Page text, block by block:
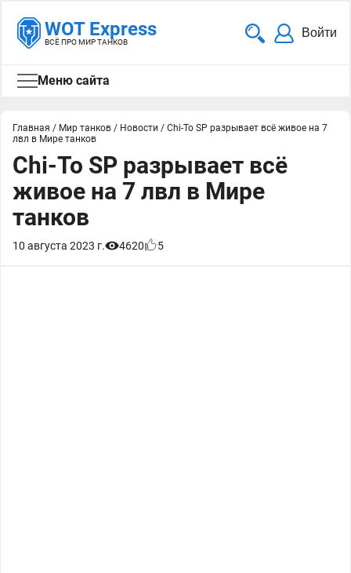
WOT Express
ВСЁ ПРО МИР ТАНКОВ
Войти
Меню сайта
Главная / Мир танков / Новости / Chi-To SP разрывает всё живое на 7
лвл в Мире танков
Chi-To SP разрывает всё
живое на 7 лвл в Мире
танков
10 августа 2023 г. 4620 5